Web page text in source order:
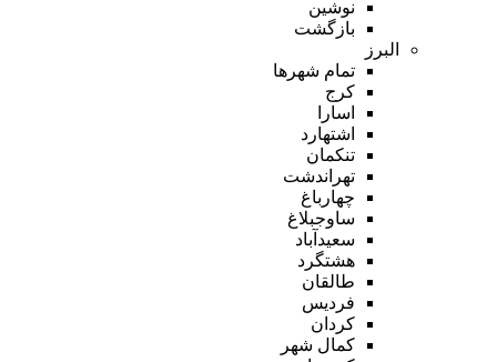
نوشین
بازگشت
البرز
تمام شهر‌ها
کرج
اسارا
اشتهارد
تنکمان
تهراندشت
چهارباغ
ساوجبلاغ
سعیدآباد
هشتگرد
طالقان
فردیس
کردان
کمال شهر